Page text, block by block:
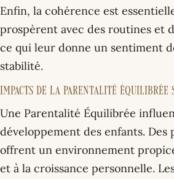
Enfin, la cohérence est
prospèrent avec des routines et
ce qui leur donne un sentiment
stabilité.
Impacts de la Parentalité Équilibrée
Une Parentalité Équilibrée
développement des enfants. Des
offrent un environnement
et à la croissance personnelle.